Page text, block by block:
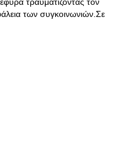
των συγκοινωνιών.Σε